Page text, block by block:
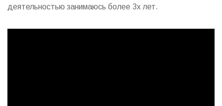
деятельностью занимаюсь более 3х лет.